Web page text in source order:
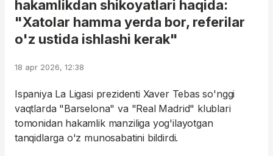
hakamlikdan shikoyatlari haqida:
"Xatolar hamma yerda bor, referilar
o'z ustida ishlashi kerak"
18 apr 2026, 12:38
Ispaniya La Ligasi prezidenti Xaver Tebas so'nggi
vaqtlarda "Barselona" va "Real Madrid" klublari
tomonidan hakamlik manziliga yog'ilayotgan
tanqidlarga o'z munosabatini bildirdi.